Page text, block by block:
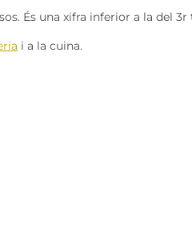
És una xifra inferior a la del
i a la cuina.